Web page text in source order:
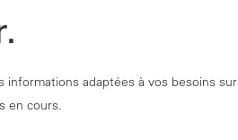
adaptées à vos besoins sur
en cours.